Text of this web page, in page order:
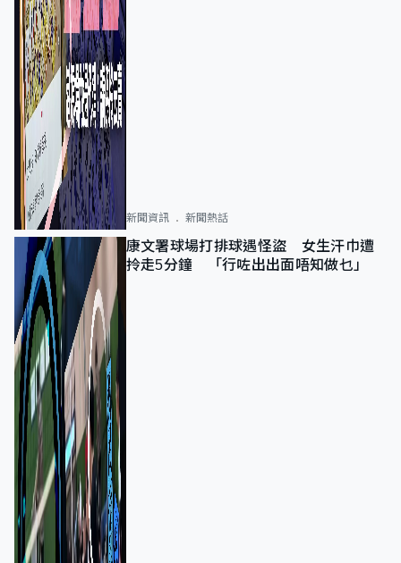
新聞資訊 新聞熱話
康文署球場打排球遇怪盜 女生汗巾遭
拎走5分鐘 「行咗出出面唔知做乜」